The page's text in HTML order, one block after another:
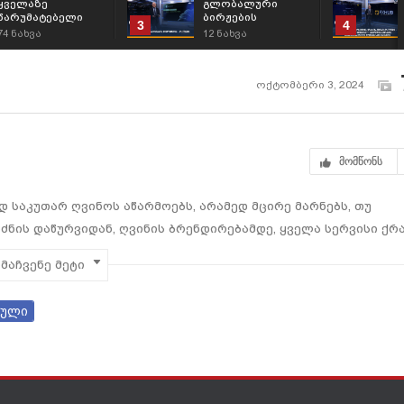
ნახვა
3
გლობალური
ბირჟების
მიმოხილვა -
12 ნახვა
4
ოქტომბერი 3, 2024
მომწონს
ღვინოს აწარმოებს, არამედ მცირე მარნებს, თუ
დაწურვიდან, ღვინის ბრენდირებამდე, ყველა სერვისი
მაჩვენე მეტი